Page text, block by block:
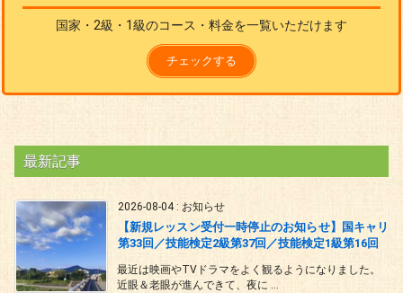
国家・2級・1級のコース・料金を一覧いただけます
チェックする
最新記事
2026-08-04: お知らせ
【新規レッスン受付一時停止のお知らせ】国キャリ
第33回／技能検定2級第37回／技能検定1級第16回
最近は映画やTVドラマをよく観るようになりました。
近眼＆老眼が進んできて、夜に ...